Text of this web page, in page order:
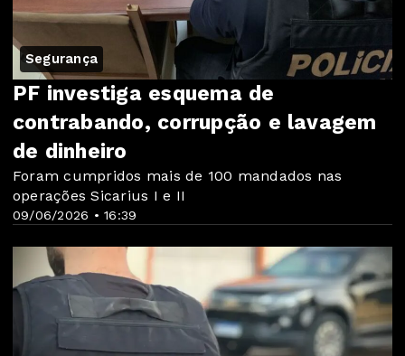
Segurança
09/06/2026 • 16:39
PF investiga esquema de
contrabando, corrupção e lavagem
de dinheiro
Foram cumpridos mais de 100 mandados nas
operações Sicarius I e II